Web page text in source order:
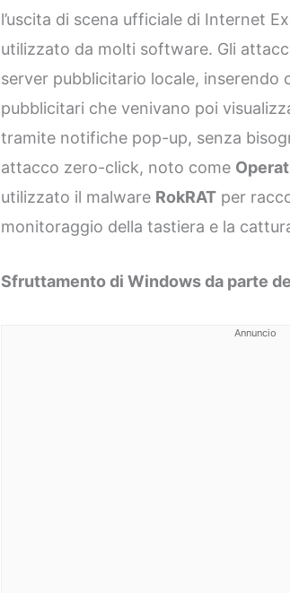
l’uscita di scena ufficiale di Internet
utilizzato da molti software. Gli
server pubblicitario locale, inserendo
pubblicitari che venivano poi
tramite notifiche pop-up, senza
attacco zero-click, noto come
utilizzato il malware RokRAT per
monitoraggio della tastiera e la
Sfruttamento di Windows da parte
Annuncio